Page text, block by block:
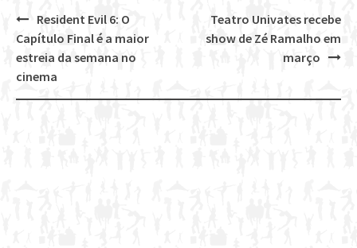
Post
navigation
Teatro Univates recebe
show de Zé Ramalho em
março
Resident Evil 6: O
Capítulo Final é a maior
estreia da semana no
cinema